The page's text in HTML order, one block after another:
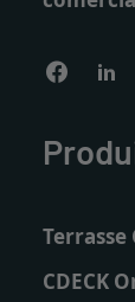
Terrasse
CDECK